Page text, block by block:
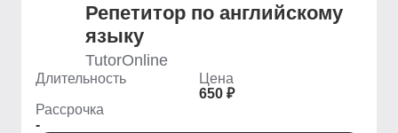
Репетитор по английскому
языку
TutorOnline
Длительность
Цена
650 ₽
Рассрочка
-